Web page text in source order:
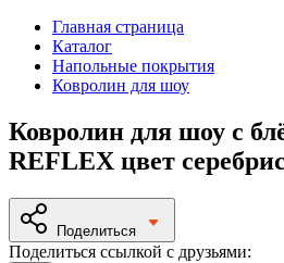
Главная страница
Каталог
Напольные покрытия
Ковролин для шоу
Ковролин для шоу с
REFLEX цвет
Поделиться
Поделиться ссылкой с друзьями: